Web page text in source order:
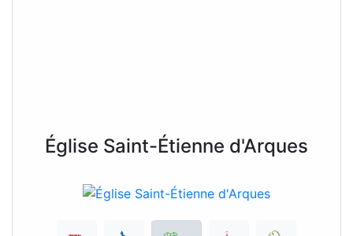
Église Saint-Étienne d'Arques